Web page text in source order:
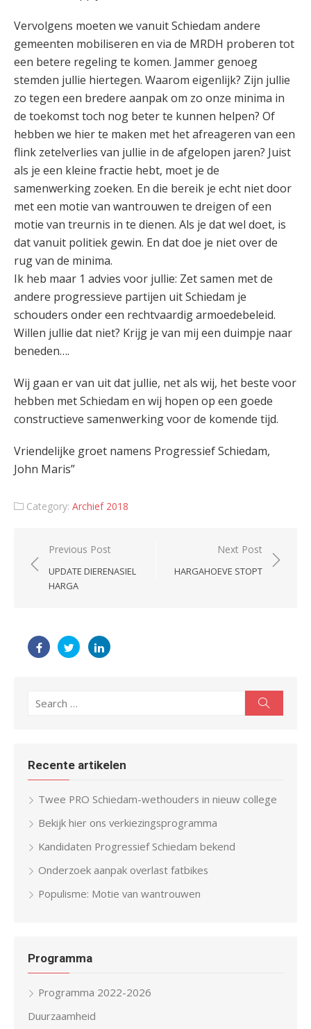
Vervolgens moeten we vanuit Schiedam andere
gemeenten mobiliseren en via de MRDH proberen tot
een betere regeling te komen. Jammer genoeg
stemden jullie hiertegen. Waarom eigenlijk? Zijn jullie
zo tegen een bredere aanpak om zo onze minima in
de toekomst toch nog beter te kunnen helpen? Of
hebben we hier te maken met het afreageren van een
flink zetelverlies van jullie in de afgelopen jaren? Juist
als je een kleine fractie hebt, moet je de
samenwerking zoeken. En die bereik je echt niet door
met een motie van wantrouwen te dreigen of een
motie van treurnis in te dienen. Als je dat wel doet, is
dat vanuit politiek gewin. En dat doe je niet over de
rug van de minima.
Ik heb maar 1 advies voor jullie: Zet samen met de
andere progressieve partijen uit Schiedam je
schouders onder een rechtvaardig armoedebeleid.
Willen jullie dat niet? Krijg je van mij een duimpje naar
beneden….
Wij gaan er van uit dat jullie, net als wij, het beste voor
hebben met Schiedam en wij hopen op een goede
constructieve samenwerking voor de komende tijd.
Vriendelijke groet namens Progressief Schiedam,
John Maris”
Category: Archief 2018
Post
navigation
Previous Post
UPDATE DIERENASIEL
HARGA
Next Post
HARGAHOEVE STOPT
for:
Recente artikelen
Twee PRO Schiedam-wethouders in nieuw college
Bekijk hier ons verkiezingsprogramma
Kandidaten Progressief Schiedam bekend
Onderzoek aanpak overlast fatbikes
Populisme: Motie van wantrouwen
Programma
Programma 2022-2026
Duurzaamheid